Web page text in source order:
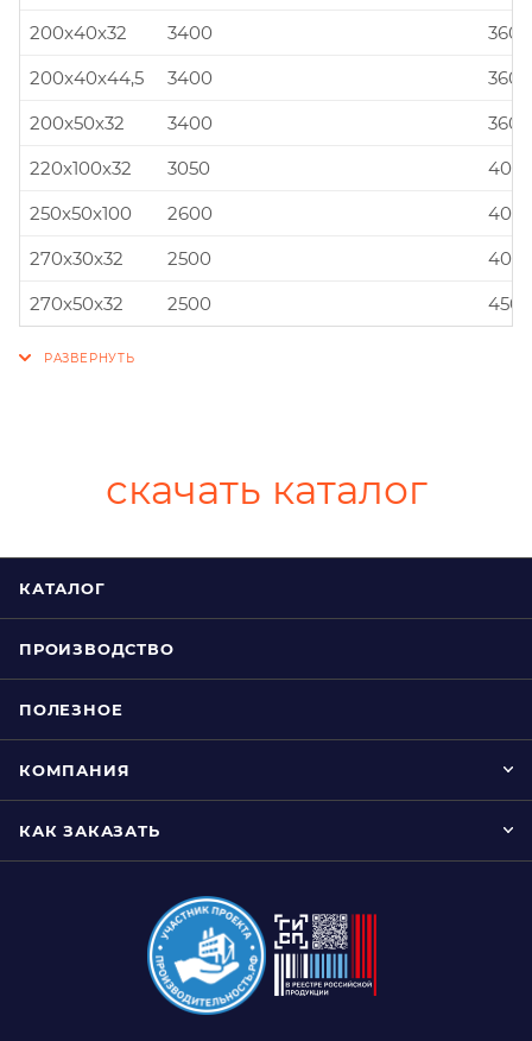
200x40x32
3400
200x40x44,5
3400
200x50x32
3400
220x100x32
3050
250x50x100
2600
270x30x32
2500
270x50x32
2500
скачать каталог
КАТАЛОГ
ПРОИЗВОДСТВО
ПОЛЕЗНОЕ
КОМПАНИЯ
КАК ЗАКАЗАТЬ